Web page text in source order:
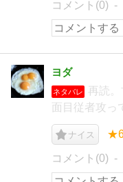
コメント(0)
ヨダ
ネタバレ
再読
面目従者攻っ
ナイス
コメント(0)